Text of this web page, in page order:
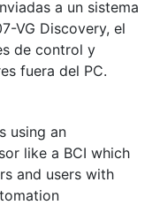
a un sistema
VG Discovery, el
de control y
fuera del PC.
using an
like a BCI which
and users with